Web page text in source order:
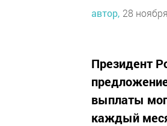
автор, 28
Президент
выплаты
каждый